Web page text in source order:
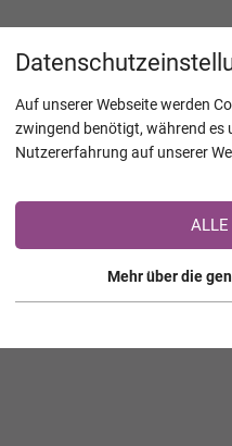
Sie sind noch nicht
>> zur
Auf unserer Webseite werden
zwingend benötigt, während es
Nutzererfahrung auf unserer
ALLE
Mehr über die
KALENDER